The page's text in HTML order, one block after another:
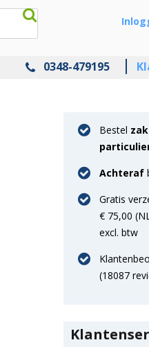
0348-479195
Bestel
Achteraf
Gratis
€ 75,00
excl. btw
(18087